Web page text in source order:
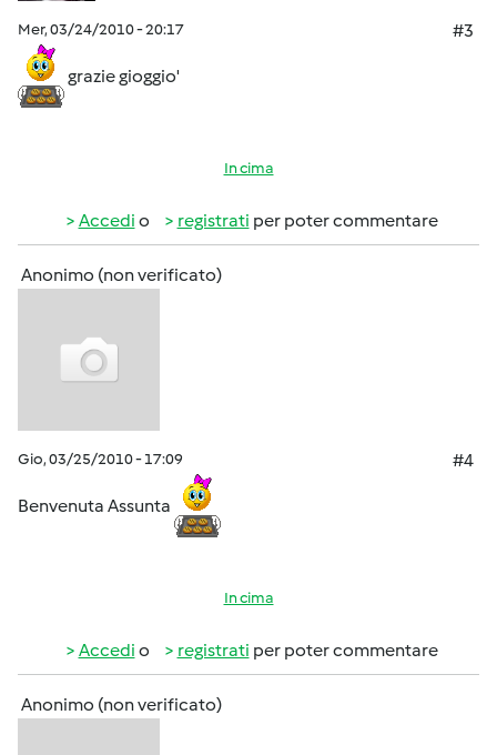
Mer, 03/24/2010 - 20:17 #3
grazie gioggio'
In cima
Accedi o registrati per poter commentare
Anonimo (non verificato)
Gio, 03/25/2010 - 17:09 #4
Benvenuta Assunta
In cima
Accedi o registrati per poter commentare
Anonimo (non verificato)